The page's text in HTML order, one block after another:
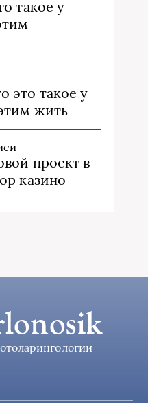
такое у
это такое у
жить
проект в
казино